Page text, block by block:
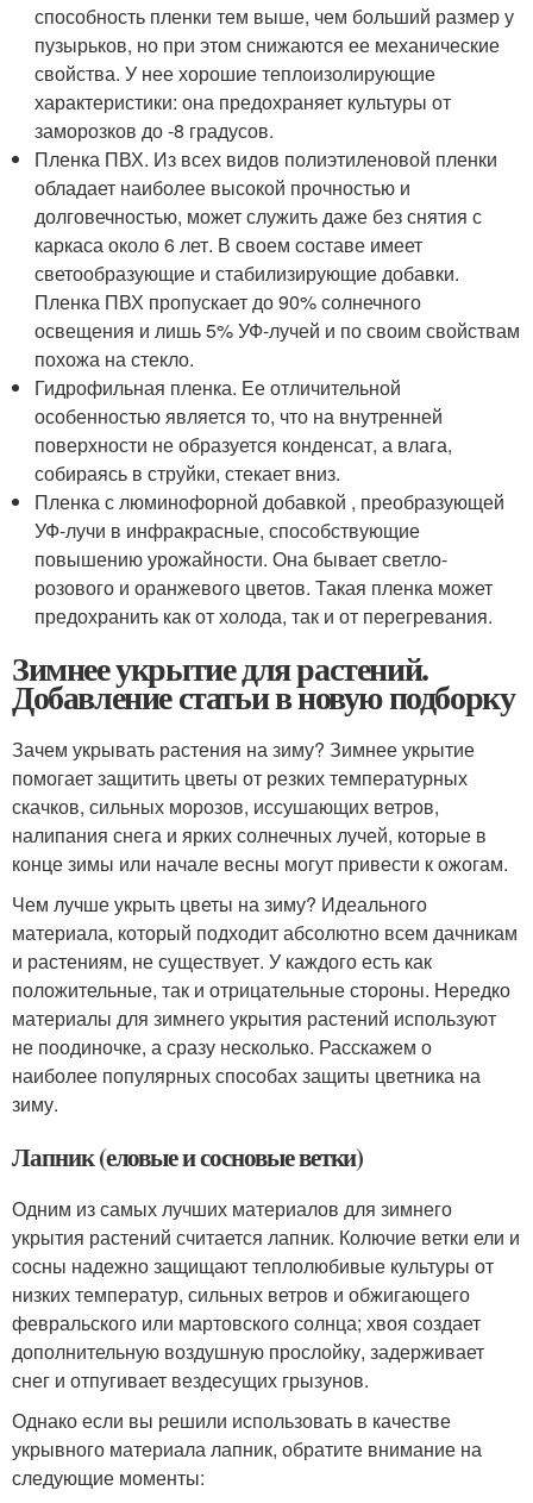
способность пленки тем выше, чем больший размер у
пузырьков, но при этом снижаются ее механические
свойства. У нее хорошие теплоизолирующие
характеристики: она предохраняет культуры от
заморозков до -8 градусов.
Пленка ПВХ. Из всех видов полиэтиленовой пленки
обладает наиболее высокой прочностью и
долговечностью, может служить даже без снятия с
каркаса около 6 лет. В своем составе имеет
светообразующие и стабилизирующие добавки.
Пленка ПВХ пропускает до 90% солнечного
освещения и лишь 5% УФ-лучей и по своим свойствам
похожа на стекло.
Гидрофильная пленка. Ее отличительной
особенностью является то, что на внутренней
поверхности не образуется конденсат, а влага,
собираясь в струйки, стекает вниз.
Пленка с люминофорной добавкой , преобразующей
УФ-лучи в инфракрасные, способствующие
повышению урожайности. Она бывает светло-
розового и оранжевого цветов. Такая пленка может
предохранить как от холода, так и от перегревания.
Зимнее укрытие для растений.
Добавление статьи в новую подборку
Зачем укрывать растения на зиму? Зимнее укрытие
помогает защитить цветы от резких температурных
скачков, сильных морозов, иссушающих ветров,
налипания снега и ярких солнечных лучей, которые в
конце зимы или начале весны могут привести к ожогам.
Чем лучше укрыть цветы на зиму? Идеального
материала, который подходит абсолютно всем дачникам
и растениям, не существует. У каждого есть как
положительные, так и отрицательные стороны. Нередко
материалы для зимнего укрытия растений используют
не поодиночке, а сразу несколько. Расскажем о
наиболее популярных способах защиты цветника на
зиму.
Лапник (еловые и сосновые ветки)
Одним из самых лучших материалов для зимнего
укрытия растений считается лапник. Колючие ветки ели и
сосны надежно защищают теплолюбивые культуры от
низких температур, сильных ветров и обжигающего
февральского или мартовского солнца; хвоя создает
дополнительную воздушную прослойку, задерживает
снег и отпугивает вездесущих грызунов.
Однако если вы решили использовать в качестве
укрывного материала лапник, обратите внимание на
следующие моменты: